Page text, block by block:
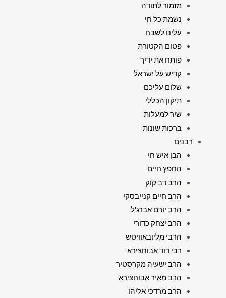
מזמור לתודה
נשמת כל חי
עלינו לשבח
פטום הקטורת
פותח את ידיך
קדיש על ישראל
שלום עליכם
תיקון הכללי
שיר למעלות
ברכות שונות
רבנים
הבן איש חי
החפץ חיים
הרב דב קוק
הרב חיים קנייבסקי
הרב יורם אברג'ל
הרב יצחק כדורי
הרבי מליובאוויטש
רבי דוד אבוחצירא
הרב ישעיה מקרסטיר
הרב מאיר אבוחצירא
הרב מרדכי אליהו